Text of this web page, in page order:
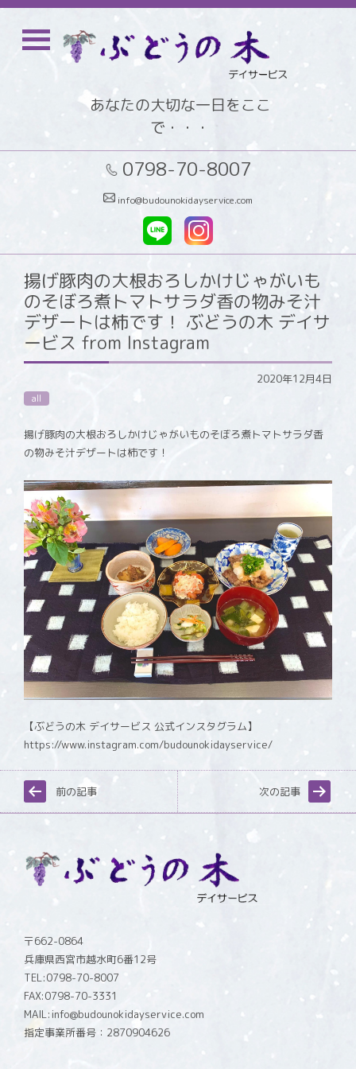
あなたの大切な一日をここ
で・・・
0798-70-8007
info@budounokidayservice.com
揚げ豚肉の大根おろしかけじゃがいも
のそぼろ煮トマトサラダ香の物みそ汁
デザートは柿です！ ぶどうの木 デイサ
ービス from Instagram
2020年12月4日
all
揚げ豚肉の大根おろしかけじゃがいものそぼろ煮トマトサラダ香
の物みそ汁デザートは柿です！
【ぶどうの木 デイサービス 公式インスタグラム】
https://www.instagram.com/budounokidayservice/
前の記事 次の記事
〒662-0864
兵庫県西宮市越水町6番12号
TEL:0798-70-8007
FAX:0798-70-3331
MAIL:info@budounokidayservice.com
指定事業所番号：2870904626